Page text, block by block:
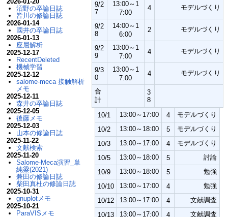
9/2
7
13:00～1
7:00
4 モデルづくり
9/2
8
14:00～1
6:00
2 モデルづくり
9/2
9
13:00～1
7:00
4 モデルづくり
9/3
0
13:00～1
7:00
4 モデルづくり
合
計
3
8
10/1
13:00～17:00 4
モデルづくり
10/2
13:00～18:00 5
モデルづくり
10/3
13:00～17:00 4
モデルづくり
10/5
13:00～18:00 5
討論
10/9
13:00～18:00 5
勉強
10/10
13:00～17:00 4
勉強
10/12
13:00～17:00 4
文献調査
10/13
13:00～17:00 4
文献調査
沼野の卒論日誌
皆川の修論日誌
2026-01-14
國井の卒論日誌
2026-01-13
座屈解析
2025-12-17
RecentDeleted
機械学習
2025-12-12
salome-meca 接触解析
メモ
2025-12-11
森井の卒論日誌
2025-12-05
後藤メモ
2025-12-03
山本の修論日誌
2025-11-22
文献検索
2025-11-20
Salome-Meca演習_単
純梁(2021)
兼田の修論日誌
柴田真杜の修論日誌
2025-10-31
gnuplotメモ
2025-10-21
ParaVISメモ